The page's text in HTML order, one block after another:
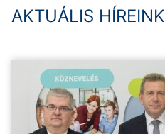
AKTUÁLIS HÍREINK